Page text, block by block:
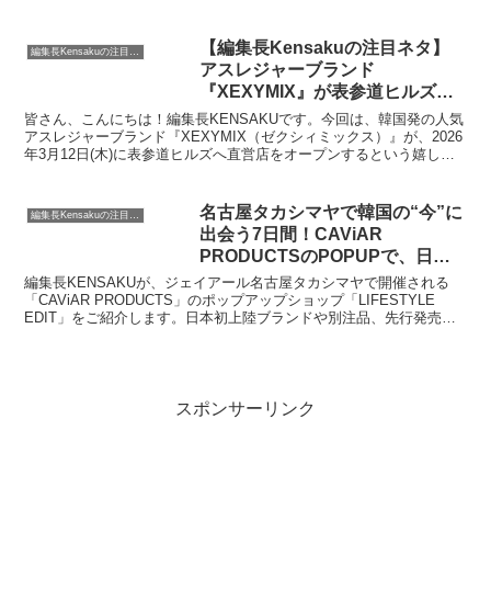
ためのアイテムや、日々の生活を豊かにする逸品を見つけるヒントが
満載です。
【編集長Kensakuの注目ネタ】
アスレジャーブランド
『XEXYMIX』が表参道ヒルズに
直営店をオープン！日本国内4店
舗目の新拠点に注目です
皆さん、こんにちは！編集長KENSAKUです。今回は、韓国発の人気
アスレジャーブランド『XEXYMIX（ゼクシィミックス）』が、2026
年3月12日(木)に表参道ヒルズへ直営店をオープンするという嬉しい
ズアイテムまで、幅広いラインナップが展開されるそうですよ。美と
健康への意識が高い表参道エリアで、どんな新しいアスレジャースタ
イルを提案してくれるのか、私も今からとても楽しみにしています。
名古屋タカシマヤで韓国の“今”に
出会う7日間！CAViAR
PRODUCTSのPOPUPで、日常
を彩る特別なアイテムを見つけま
せんか？
編集長KENSAKUが、ジェイアール名古屋タカシマヤで開催される
「CAViAR PRODUCTS」のポップアップショップ「LIFESTYLE
EDIT」をご紹介します。日本初上陸ブランドや別注品、先行発売ア
スポンサーリンク